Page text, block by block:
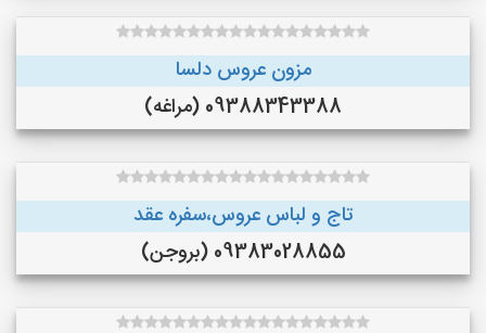
مزون عروس دلسا
09388343388 (مراغه)
تاج و لباس عروس،سفره عقد
09383028855 (بروجن)